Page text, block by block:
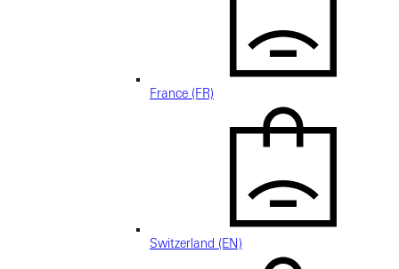
France (FR)
Switzerland (EN)